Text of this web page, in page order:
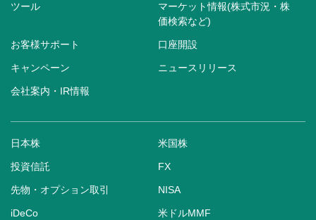
ツール
マーケット情報(株式市況・株
価検索など)
お客様サポート 口座開設
キャンペーン ニュースリリース
会社案内・IR情報
日本株 米国株
投資信託 FX
先物・オプション取引 NISA
iDeCo 米ドルMMF